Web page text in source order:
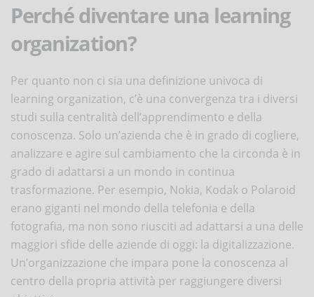
Perché diventare una learning
organization?
Per quanto non ci sia una definizione univoca di
learning organization, c’è una convergenza tra i diversi
studi sulla centralità dell’apprendimento e della
conoscenza. Solo un’azienda che è in grado di cogliere,
analizzare e agire sul cambiamento che la circonda è in
grado di adattarsi a un mondo in continua
trasformazione. Per esempio, Nokia, Kodak o Polaroid
erano giganti nel mondo della telefonia e della
fotografia, ma non sono riusciti ad adattarsi a una delle
maggiori sfide delle aziende di oggi: la digitalizzazione.
Un’organizzazione che impara pone la conoscenza al
centro della propria attività per raggiungere diversi